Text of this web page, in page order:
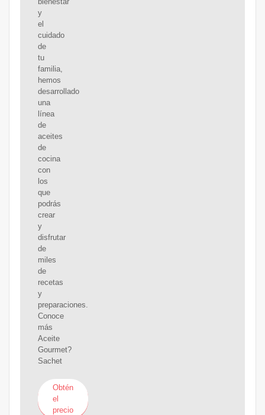
y
el
cuidado
de
tu
familia,
hemos
desarrollado
una
línea
de
aceites
de
cocina
con
los
que
podrás
crear
y
disfrutar
de
miles
de
recetas
y
preparaciones.
Conoce
más
Aceite
Gourmet?
Sachet
Obtén
el
precio